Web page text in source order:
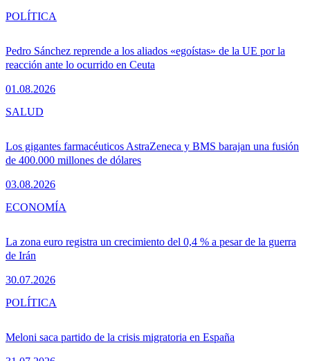
Pedro Sánchez reprende a los aliados «egoístas» de la UE por la
reacción ante lo ocurrido en Ceuta
01.08.2026
POLÍTICA
Los gigantes farmacéuticos AstraZeneca y BMS barajan una fusión
de 400.000 millones de dólares
03.08.2026
SALUD
La zona euro registra un crecimiento del 0,4 % a pesar de la guerra
de Irán
30.07.2026
ECONOMÍA
Meloni saca partido de la crisis migratoria en España
POLÍTICA